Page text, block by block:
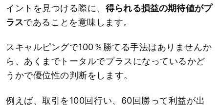
イントを見つける際に、 得られる損益の期待値がプ
ラスであることを意味します。
スキャルピングで100％勝てる手法はありませんか
ら、あくまでトータルでプラスになっているかど
うかで優位性の判断をします。
例えば、取引を100回行い、60回勝って利益が出